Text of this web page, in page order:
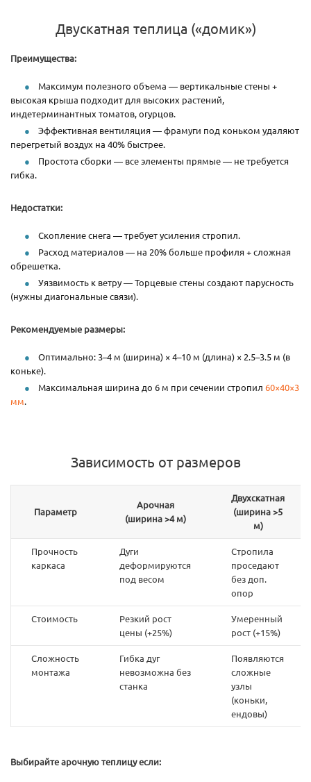
Двускатная теплица («домик»)
Преимущества:
Максимум полезного объема — вертикальные стены +
высокая крыша подходит для высоких растений,
индетерминантных томатов, огурцов.
Эффективная вентиляция — фрамуги под коньком удаляют
перегретый воздух на 40% быстрее.
Простота сборки — все элементы прямые — не требуется
гибка.
Недостатки:
Скопление снега — требует усиления стропил.
Расход материалов — на 20% больше профиля + сложная
обрешетка.
Уязвимость к ветру — Торцевые стены создают парусность
(нужны диагональные связи).
Рекомендуемые размеры:
Оптимально: 3–4 м (ширина) × 4–10 м (длина) × 2.5–3.5 м (в
коньке).
Максимальная ширина до 6 м при сечении стропил 60×40×3
мм.
Зависимость от размеров
Параметр
Арочная
(ширина >4 м)
Двухскатная
(ширина >5
м)
Прочность
каркаса
Дуги
деформируются
под весом
Стропила
проседают
без доп.
опор
Стоимость
Резкий рост
цены (+25%)
Умеренный
рост (+15%)
Сложность
монтажа
Гибка дуг
невозможна без
станка
Появляются
сложные
узлы
(коньки,
ендовы)
Выбирайте арочную теплицу если: